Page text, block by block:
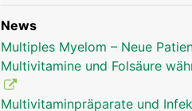
News
Multiples Myelom – Neue
Multivitamine und Folsäure
Multivitaminpräparate und